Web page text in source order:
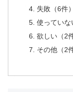
失敗（6件）
使っていな
欲しい（2件
その他（2件